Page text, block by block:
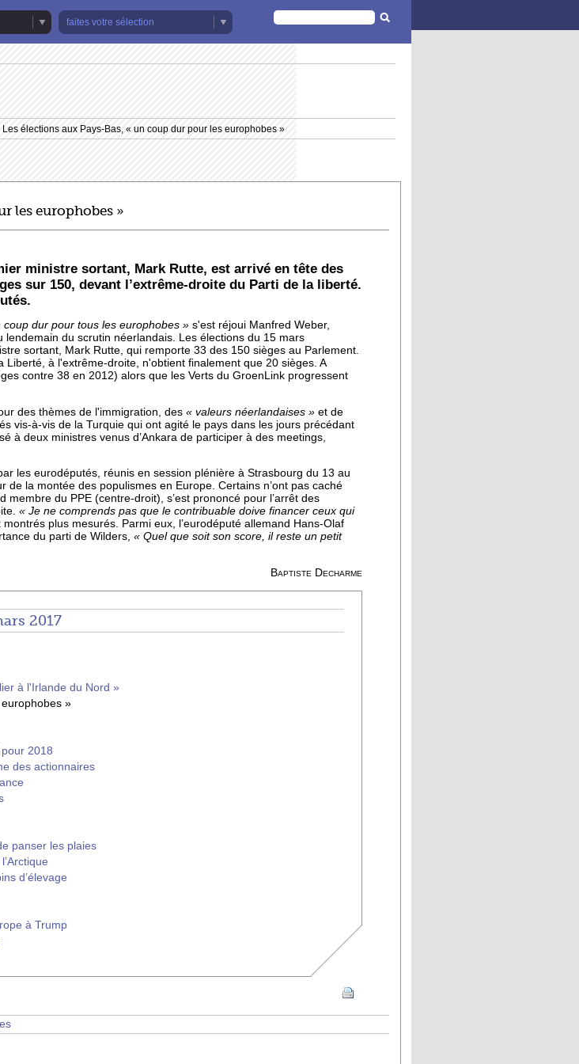
faites votre sélection
FORMULAIRE
DE
RECHERCHE
Les élections aux Pays-Bas, « un coup dur pour les europhobes »
les europhobes »
ministre sortant, Mark Rutte, est arrivé en tête des
sur 150, devant l’extrême-droite du Parti de la liberté.
dur pour tous les europhobes » s'est réjoui Manfred Weber,
du scrutin néerlandais. Les élections du 15 mars
sortant, Mark Rutte, qui remporte 33 des 150 sièges au Parlement.
à l'extrême-droite, n'obtient finalement que 20 sièges. A
contre 38 en 2012) alors que les Verts du GroenLink progressent
des thèmes de l'immigration, des « valeurs néerlandaises » et de
vis-à-vis de la Turquie qui ont agité le pays dans les jours précédant
à deux ministres venus d’Ankara de participer à des meetings,
les eurodéputés, réunis en session plénière à Strasbourg du 13 au
la montée des populismes en Europe. Certains n’ont pas caché
du PPE (centre-droit), s’est prononcé pour l’arrêt des
« Je ne comprends pas que le contribuable doive financer ceux qui
plus mesurés. Parmi eux, l’eurodéputé allemand Hans-Olaf
du parti de Wilders, « Quel que soit son score, il reste un petit
Baptiste Decharme
2017
à l'Irlande du Nord »
»
2018
des actionnaires
panser les plaies
d’élevage
à Trump